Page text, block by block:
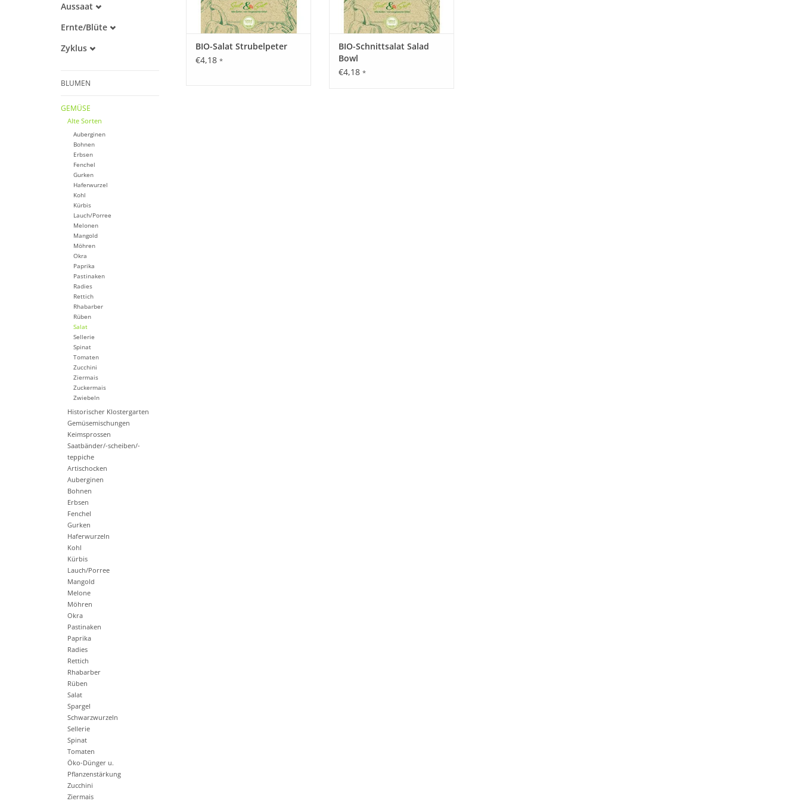
Alte Sorte
Warmkeimer
Aussaat
März
April
Juli
Ernte/Blüte
Mai
Juli
September
Oktober
Zyklus
BLUMEN
GEMÜSE
Alte Sorten
Auberginen
Bohnen
Erbsen
Fenchel
Gurken
Haferwurzel
Kohl
Kürbis
Lauch/Porree
Melonen
Mangold
Möhren
Okra
Paprika
Pastinaken
Radies
Rettich
Rhabarber
Rüben
Salat
Sellerie
Spinat
Tomaten
Zucchini
Ziermais
Zuckermais
Zwiebeln
Historischer Klostergarten
Gemüsemischungen
Keimsprossen
Saatbänder/-scheiben/-
teppiche
Artischocken
Auberginen
Bohnen
Erbsen
Fenchel
Gurken
Haferwurzeln
Kohl
Kürbis
Lauch/Porree
Mangold
Melone
Möhren
Okra
Pastinaken
Paprika
Radies
Rettich
Rhabarber
Rüben
Salat
Spargel
Schwarzwurzeln
Sellerie
Spinat
Tomaten
Öko-Dünger u.
Pflanzenstärkung
Zucchini
Ziermais
BIO-Salat Strubelpeter
€4,18 *
BIO-Schnittsalat Salad
Bowl
€4,18 *